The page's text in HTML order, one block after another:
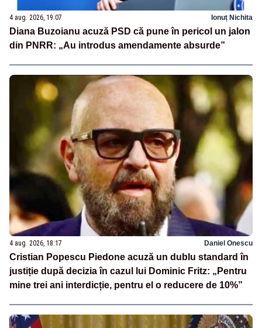
4 aug. 2026, 19:07 Ionuț Nichita
Diana Buzoianu acuză PSD că pune în pericol un jalon
din PNRR: „Au introdus amendamente absurde”
4 aug. 2026, 18:17 Daniel Onescu
Cristian Popescu Piedone acuză un dublu standard în
justiție după decizia în cazul lui Dominic Fritz: „Pentru
mine trei ani interdicție, pentru el o reducere de 10%”